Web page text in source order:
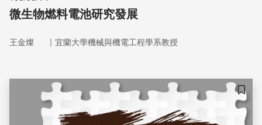
微生物燃料電池研究發展
王金燦 ｜ 宜蘭大學機械與機電工程學系教授
儲存